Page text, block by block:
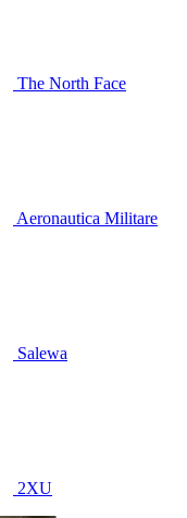
The North Face
Aeronautica Militare
Salewa
2XU